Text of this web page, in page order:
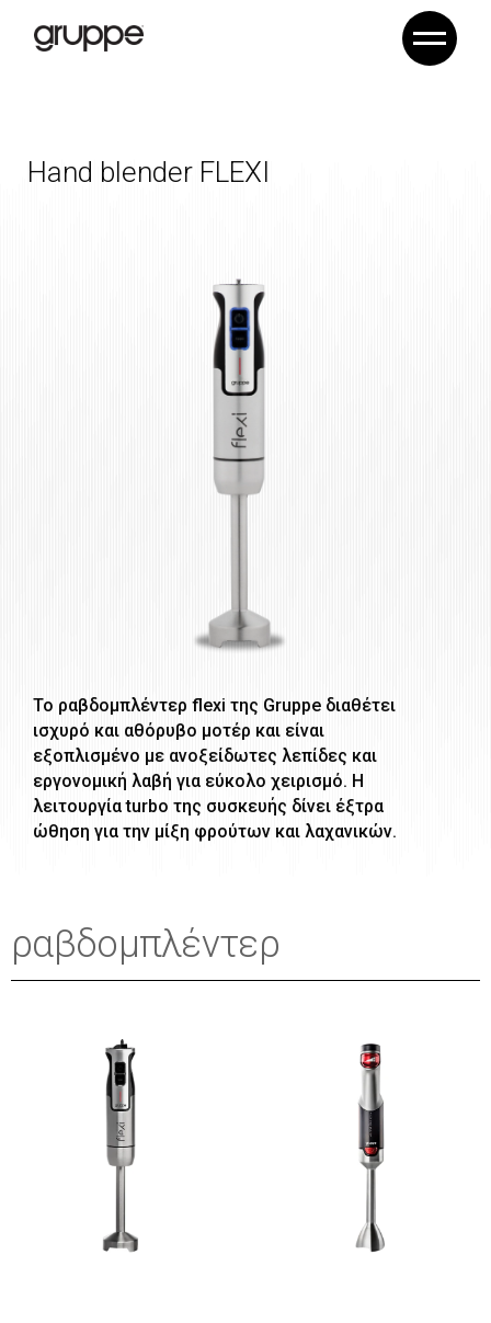
Hand blender FLEXI
Το ραβδομπλέντερ flexi της Gruppe διαθέτει
ισχυρό και αθόρυβο μοτέρ και είναι
εξοπλισμένο με ανοξείδωτες λεπίδες και
εργονομική λαβή για εύκολο χειρισμό. Η
λειτουργία turbo της συσκευής δίνει έξτρα
ώθηση για την μίξη φρούτων και λαχανικών.
ραβδομπλέντερ